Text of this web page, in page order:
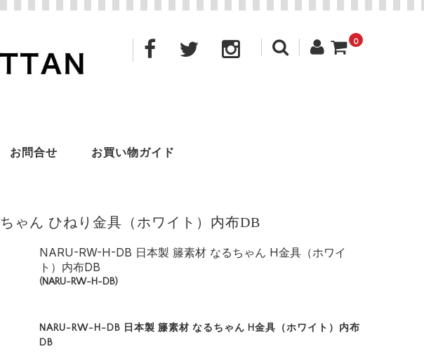
0
お問合せ お買い物ガイド
ゃん ひねり金具（ホワイト）内布DB
NARU-RW-H-DB 日本製 籐素材 なるちゃん H金具（ホワイ
ト）内布DB
(NARU-RW-H-DB)
NARU-RW-H-DB 日本製 籐素材 なるちゃん H金具（ホワイト）内布
DB